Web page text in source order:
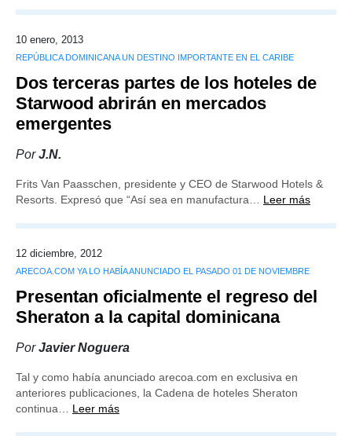
10 enero, 2013
REPÚBLICA DOMINICANA UN DESTINO IMPORTANTE EN EL CARIBE
Dos terceras partes de los hoteles de
Starwood abrirán en mercados
emergentes
PorJ.N.
Frits Van Paasschen, presidente y CEO de Starwood Hotels &
Resorts. Expresó que “Así sea en manufactura… Leer más
12 diciembre, 2012
ARECOA.COM YA LO HABÍA ANUNCIADO EL PASADO 01 DE NOVIEMBRE
Presentan oficialmente el regreso del
Sheraton a la capital dominicana
PorJavier Noguera
Tal y como había anunciado arecoa.com en exclusiva en
anteriores publicaciones, la Cadena de hoteles Sheraton
continua… Leer más